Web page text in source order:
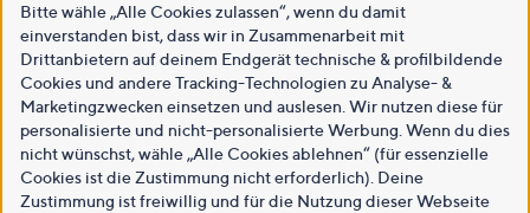
Bitte wähle „Alle Cookies zulassen“, wenn du damit
einverstanden bist, dass wir in Zusammenarbeit mit
Drittanbietern auf deinem Endgerät technische & profilbildende
Cookies und andere Tracking-Technologien zu Analyse- &
Marketingzwecken einsetzen und auslesen. Wir nutzen diese für
personalisierte und nicht-personalisierte Werbung. Wenn du dies
nicht wünschst, wähle „Alle Cookies ablehnen“ (für essenzielle
Cookies ist die Zustimmung nicht erforderlich). Deine
Zustimmung ist freiwillig und für die Nutzung dieser Webseite